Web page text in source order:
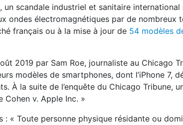
, un scandale industriel et sanitaire international
ondes électromagnétiques par de nombreux
français ou à la mise à jour de 54 modèles
2019 par Sam Roe, journaliste au Chicago
modèles de smartphones, dont l’iPhone 7,
À la suite de l’enquête du Chicago Tribune,
Cohen v. Apple Inc. »
« Toute personne physique résidante ou